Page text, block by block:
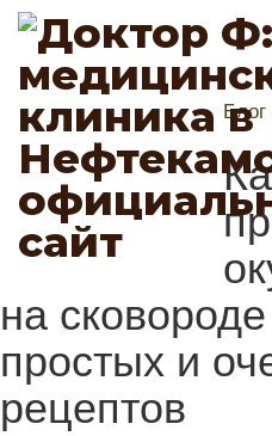
Блог
на
простых и
рецептов